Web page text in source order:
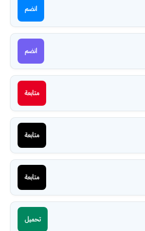
انضم
انضم
متابعة
متابعة
متابعة
تحميل